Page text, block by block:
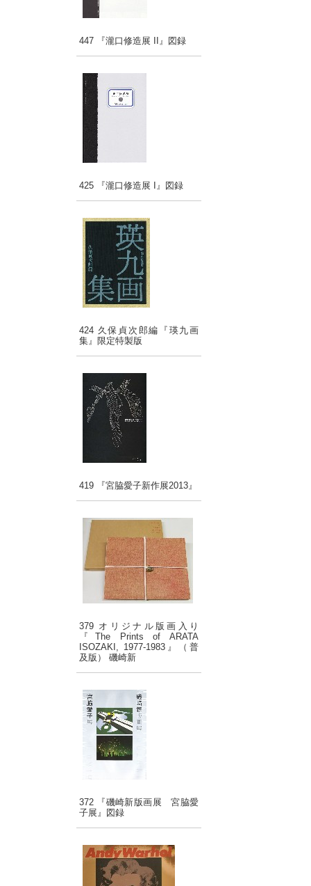
447 『瀧口修造展 II』図録
425 『瀧口修造展 I』図録
424 久保貞次郎編『瑛九画
集』限定特製版
419 『宮脇愛子新作展2013』
379 オリジナル版画入り
『The Prints of ARATA
ISOZAKI, 1977-1983』（普
及版） 磯崎新
372 『磯崎新版画展 宮脇愛
子展』図録